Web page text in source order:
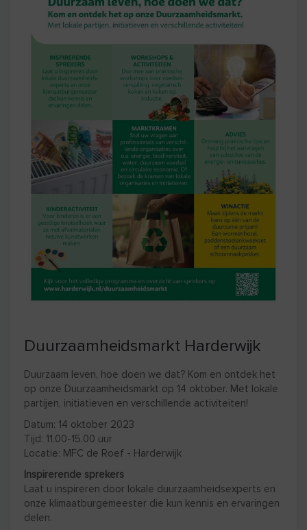
Duurzaamheidsmarkt Harderwijk
Duurzaam leven, hoe doen we dat? Kom en ontdek het
op onze Duurzaamheidsmarkt op 14 oktober. Met lokale
partijen, initiatieven en verschillende activiteiten!
Datum: 14 oktober 2023
Tijd: 11.00-15.00 uur
Locatie: MFC de Roef - Harderwijk
Inspirerende sprekers
Laat u inspireren door lokale duurzaamheidsexperts en
onze klimaatburgemeester die kun kennis en ervaringen
delen.